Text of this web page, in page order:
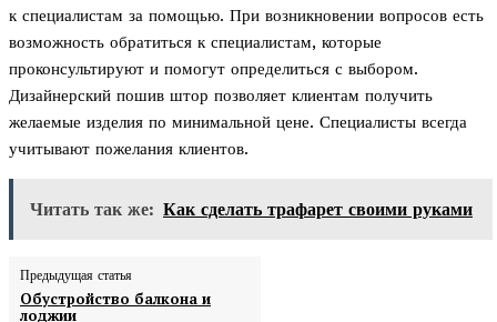
к специалистам за помощью. При возникновении вопросов есть
возможность обратиться к специалистам, которые
проконсультируют и помогут определиться с выбором.
Дизайнерский пошив штор позволяет клиентам получить
желаемые изделия по минимальной цене. Специалисты всегда
учитывают пожелания клиентов.
Читать так же: Как сделать трафарет своими руками
Предыдущая статья
Обустройство балкона и
лоджии